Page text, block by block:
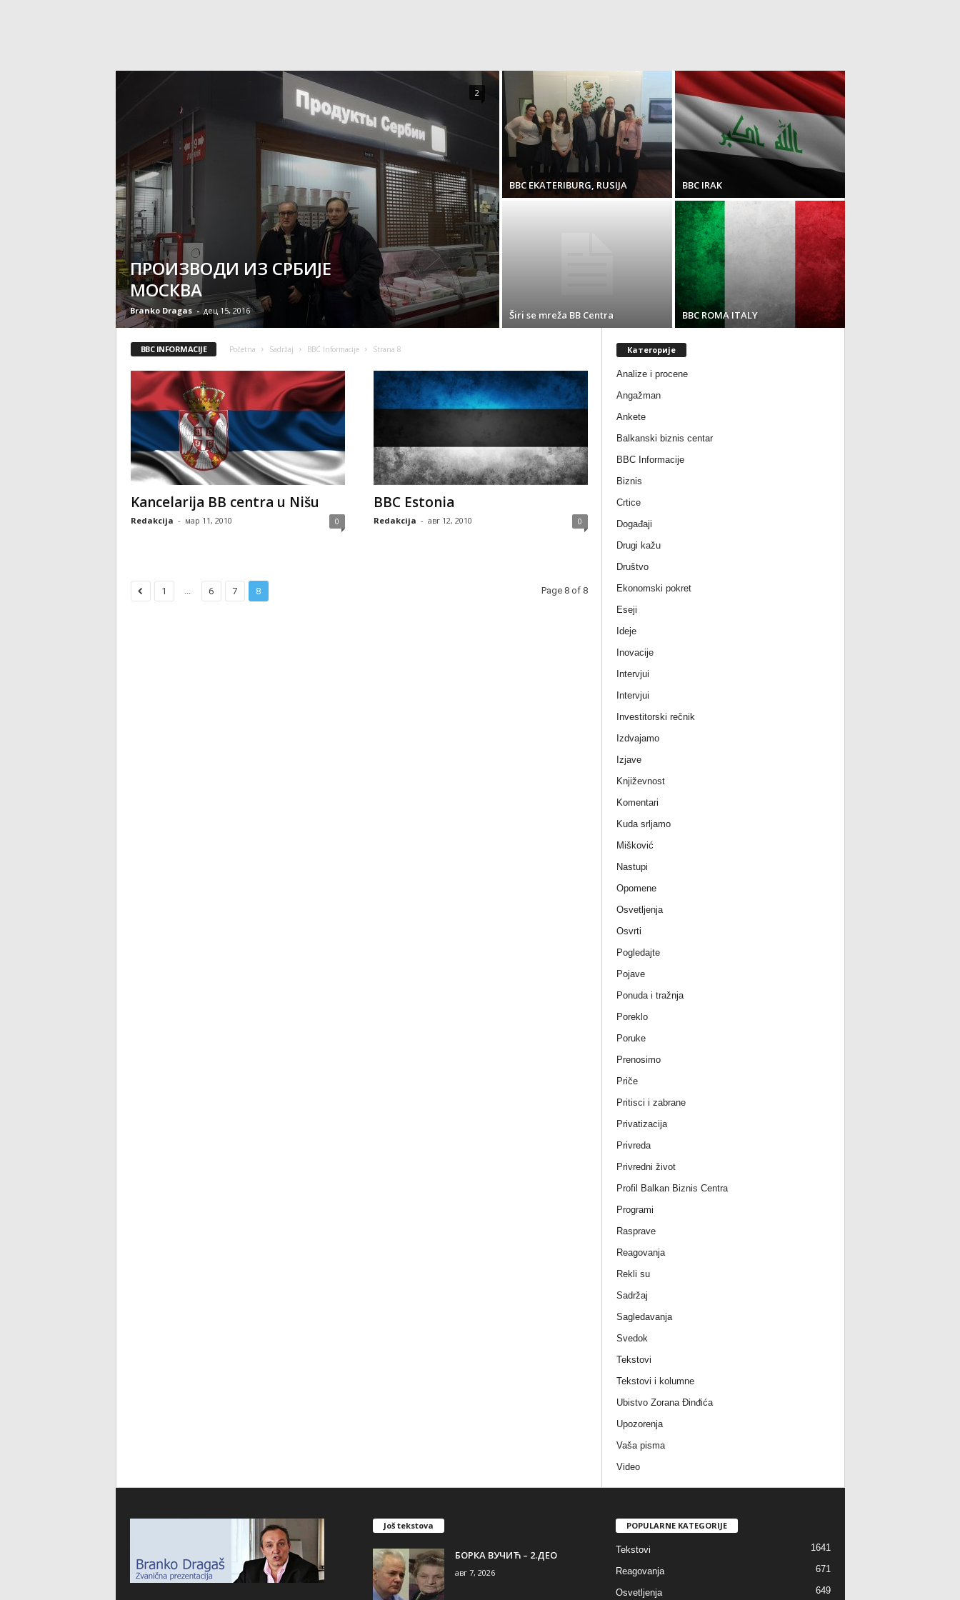
ПРОИЗВОДИ ИЗ СРБИЈЕ
МОСКВА
Branko Dragas - дец 15, 2016
2
BBC EKATERIBURG, RUSIJA BBC IRAK
Širi se mreža BB Centra BBC ROMA ITALY
BBC INFORMACIJE Početna Sadržaj BBC Informacije Strana 8
Kancelarija BB centra u Nišu
Redakcija - мар 11, 2010 0
BBC Estonia
Redakcija - авг 12, 2010 0
1 ... 6 7 8 Page 8 of 8
Категорије
Analize i procene
Angažman
Ankete
Balkanski biznis centar
BBC Informacije
Biznis
Crtice
Događaji
Drugi kažu
Društvo
Ekonomski pokret
Eseji
Ideje
Inovacije
Intervjui
Intervjui
Investitorski rečnik
Izdvajamo
Izjave
Književnost
Komentari
Kuda srljamo
Mišković
Nastupi
Opomene
Osvetljenja
Osvrti
Pogledajte
Pojave
Ponuda i tražnja
Poreklo
Poruke
Prenosimo
Priče
Pritisci i zabrane
Privatizacija
Privreda
Privredni život
Profil Balkan Biznis Centra
Programi
Rasprave
Reagovanja
Rekli su
Sadržaj
Sagledavanja
Svedok
Tekstovi
Tekstovi i kolumne
Ubistvo Zorana Đinđića
Upozorenja
Vaša pisma
Video
Još tekstova
БОРКА ВУЧИЋ – 2.ДЕО
авг 7, 2026
POPULARNE KATEGORIJE
Tekstovi 1641
Reagovanja 671
Osvetljenja 649